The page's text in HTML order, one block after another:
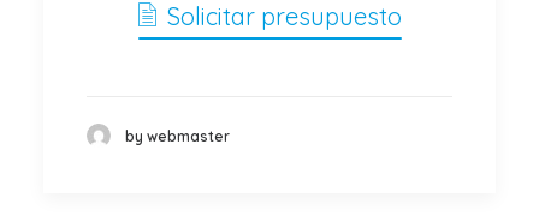
Solicitar presupuesto
by webmaster